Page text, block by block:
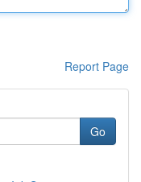
Report Page
Go